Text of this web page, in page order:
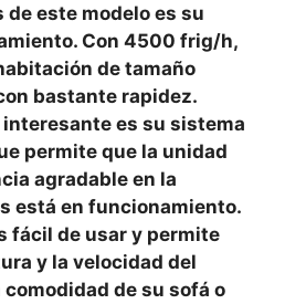
de este modelo es su
Con 4500 frig/h,
de tamaño
bastante rapidez.
es su sistema
permite que la unidad
agradable en la
está en funcionamiento.
fácil de usar y permite
y la velocidad del
de su sofá o